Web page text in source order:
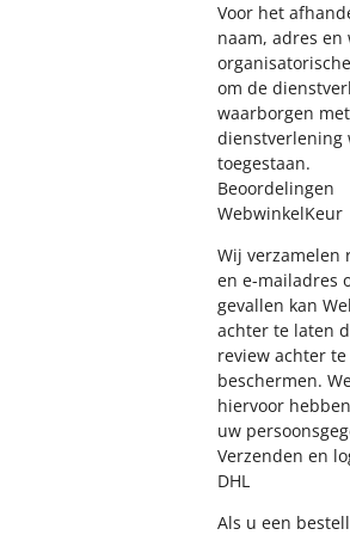
Voor het
naam, adres
om de
waarborgen
dienstverlening
toegestaan.
Beoordelingen
WebwinkelKeur
Wij verzamelen
en e-mailadres
gevallen kan
achter te laten
review achter
beschermen.
hiervoor
uw
Verzenden en
DHL
Als u een